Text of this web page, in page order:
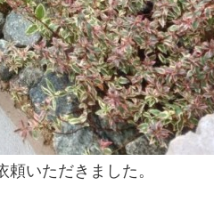
いただきました。